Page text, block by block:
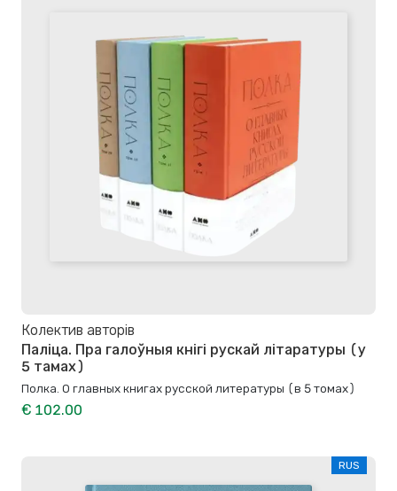
Колектив авторів
Паліца. Пра галоўныя кнігі рускай літаратуры (у
5 тамах)
Полка. О главных книгах русской литературы (в 5 томах)
€ 102.00
RUS